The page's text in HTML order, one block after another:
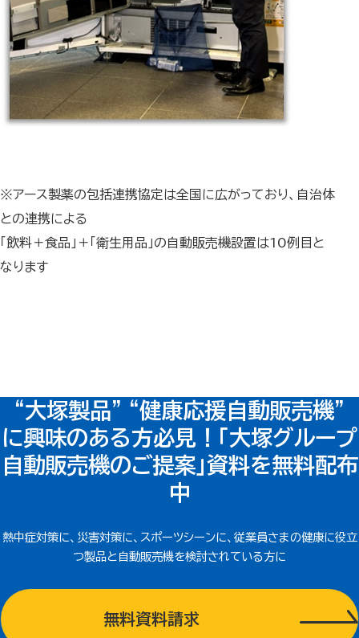
※アース製薬の包括連携協定は全国に広がっており、自治体
との連携による
「飲料＋食品」＋「衛生用品」の自動販売機設置は10例目と
なります
“大塚製品” “健康応援自動販売機”
に興味のある方必見！
「大塚グループ
自動販売機のご提案」資料を無料配布
中
熱中症対策に、災害対策に、スポーツシーンに、従業員さまの健康に役立
つ製品と自動販売機を検討されている方に
無料資料請求